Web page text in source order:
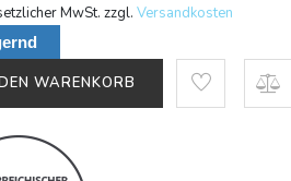
MwSt. zzgl.Versandkosten
WARENKORB